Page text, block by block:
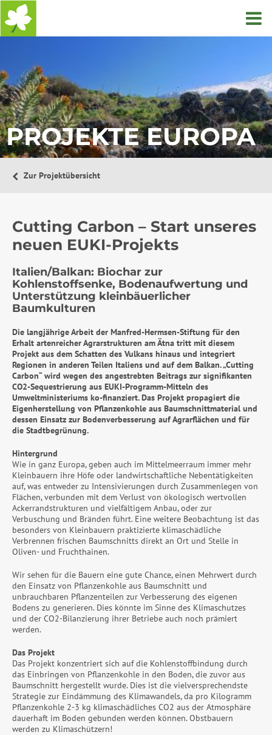
PROJEKTE EUROPA
Zur Projektübersicht
Cutting Carbon – Start unseres
neuen EUKI-Projekts
Italien/Balkan: Biochar zur
Kohlenstoffsenke, Bodenaufwertung und
Unterstützung kleinbäuerlicher
Baumkulturen
Die langjährige Arbeit der Manfred-Hermsen-Stiftung für den
Erhalt artenreicher Agrarstrukturen am Ätna tritt mit diesem
Projekt aus dem Schatten des Vulkans hinaus und integriert
Regionen in anderen Teilen Italiens und auf dem Balkan. „Cutting
Carbon“ wird wegen des angestrebten Beitrags zur signifikanten
CO2-Sequestrierung aus EUKI-Programm-Mitteln des
Umweltministeriums ko-finanziert. Das Projekt propagiert die
Eigenherstellung von Pflanzenkohle aus Baumschnittmaterial und
dessen Einsatz zur Bodenverbesserung auf Agrarflächen und für
die Stadtbegrünung.
Hintergrund
Wie in ganz Europa, geben auch im Mittelmeerraum immer mehr
Kleinbauern ihre Höfe oder landwirtschaftliche Nebentätigkeiten
auf, was entweder zu Intensivierungen durch Zusammenlegen von
Flächen, verbunden mit dem Verlust von ökologisch wertvollen
Ackerrandstrukturen und vielfältigem Anbau, oder zur
Verbuschung und Bränden führt. Eine weitere Beobachtung ist das
besonders von Kleinbauern praktizierte klimaschädliche
Verbrennen frischen Baumschnitts direkt an Ort und Stelle in
Oliven- und Fruchthainen.
Wir sehen für die Bauern eine gute Chance, einen Mehrwert durch
den Einsatz von Pflanzenkohle aus Baumschnitt und
unbrauchbaren Pflanzenteilen zur Verbesserung des eigenen
Bodens zu generieren. Dies könnte im Sinne des Klimaschutzes
und der CO2-Bilanzierung ihrer Betriebe auch noch prämiert
werden.
Das Projekt
Das Projekt konzentriert sich auf die Kohlenstoffbindung durch
das Einbringen von Pflanzenkohle in den Boden, die zuvor aus
Baumschnitt hergestellt wurde. Dies ist die vielversprechendste
Strategie zur Eindämmung des Klimawandels, da pro Kilogramm
Pflanzenkohle 2-3 kg klimaschädliches CO2 aus der Atmosphäre
dauerhaft im Boden gebunden werden können. Obstbauern
werden zu Klimaschützern!